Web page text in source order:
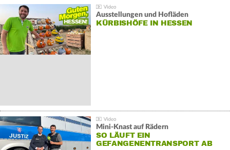
Ausstellungen und Hofläden
KÜRBISHÖFE IN HESSEN
Mini-Knast auf Rädern
SO LÄUFT EIN
GEFANGENENTRANSPORT AB